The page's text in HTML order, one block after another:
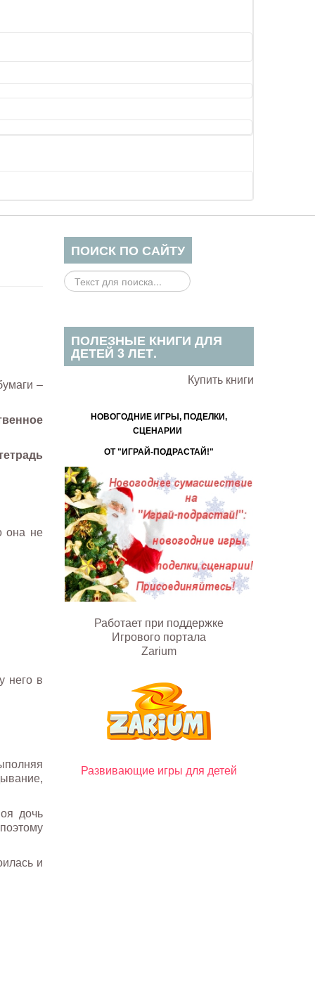
–
она не
него в
дочь
и
ПОИСК ПО САЙТУ
сайте...
ПОЛЕЗНЫЕ КНИГИ ДЛЯ
ДЕТЕЙ 3 ЛЕТ.
Купить книги
НОВОГОДНИЕ ИГРЫ, ПОДЕЛКИ,
СЦЕНАРИИ
ОТ "ИГРАЙ-ПОДРАСТАЙ!"
Работает при поддержке
Игрового портала
Zarium
Развивающие игры для детей